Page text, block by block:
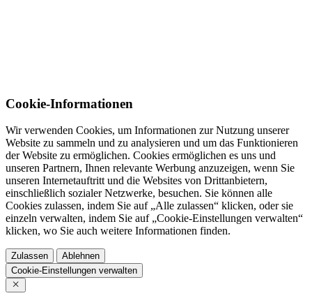
Cookie-Informationen
Wir verwenden Cookies, um Informationen zur Nutzung unserer
Website zu sammeln und zu analysieren und um das Funktionieren
der Website zu ermöglichen. Cookies ermöglichen es uns und
unseren Partnern, Ihnen relevante Werbung anzuzeigen, wenn Sie
unseren Internetauftritt und die Websites von Drittanbietern,
einschließlich sozialer Netzwerke, besuchen. Sie können alle
Cookies zulassen, indem Sie auf „Alle zulassen“ klicken, oder sie
einzeln verwalten, indem Sie auf „Cookie-Einstellungen verwalten“
klicken, wo Sie auch weitere Informationen finden.
Zulassen
Ablehnen
Cookie-Einstellungen verwalten